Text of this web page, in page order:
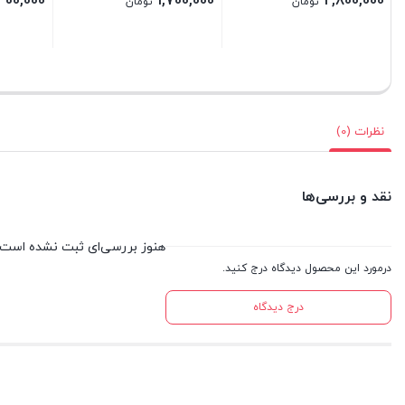
نظرات (0)
نقد و بررسی‌ها
درمورد این محصول دیدگاه درج کنید.
درج دیدگاه
هنوز بررسی‌ای ثبت نشده